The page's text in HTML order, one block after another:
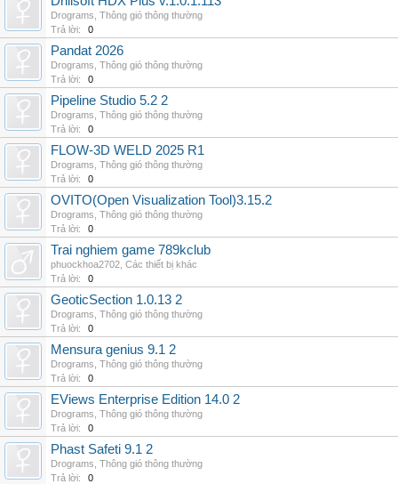
Drograms Thông gió thông thường
Trả lời:
0
Pandat 2026
Drograms Thông gió thông thường
Trả lời:
0
Pipeline Studio 5.2 2
Drograms Thông gió thông thường
Trả lời:
0
FLOW-3D WELD 2025 R1
Drograms Thông gió thông thường
Trả lời:
0
OVITO(Open Visualization Tool)3.15.2
Drograms Thông gió thông thường
Trả lời:
0
Trai nghiem game 789kclub
phuockhoa2702 Các thiết bị khác
Trả lời:
0
GeoticSection 1.0.13 2
Drograms Thông gió thông thường
Trả lời:
0
Mensura genius 9.1 2
Drograms Thông gió thông thường
Trả lời:
0
EViews Enterprise Edition 14.0 2
Drograms Thông gió thông thường
Trả lời:
0
Phast Safeti 9.1 2
Drograms Thông gió thông thường
Trả lời:
0